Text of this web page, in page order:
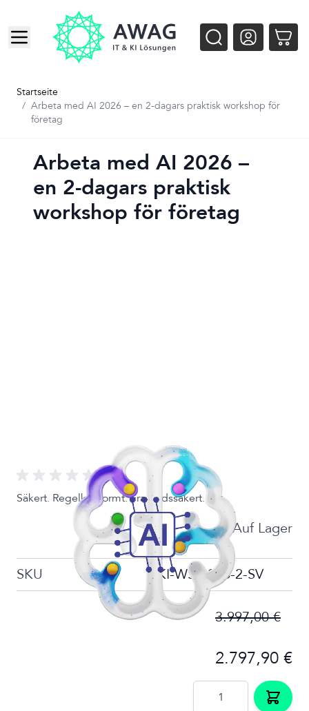
Zum Inhalt springen
Startseite
/ Arbeta med AI 2026 – en 2-dagars praktisk workshop för
företag
Arbeta med AI 2026 –
en 2-dagars praktisk
workshop för företag
Säkert. Regelkonformt. Framtidssäkert.
Auf Lager
SKU KI-WS-2026-2-SV
3.997,00 €
2.797,90 €
Menge